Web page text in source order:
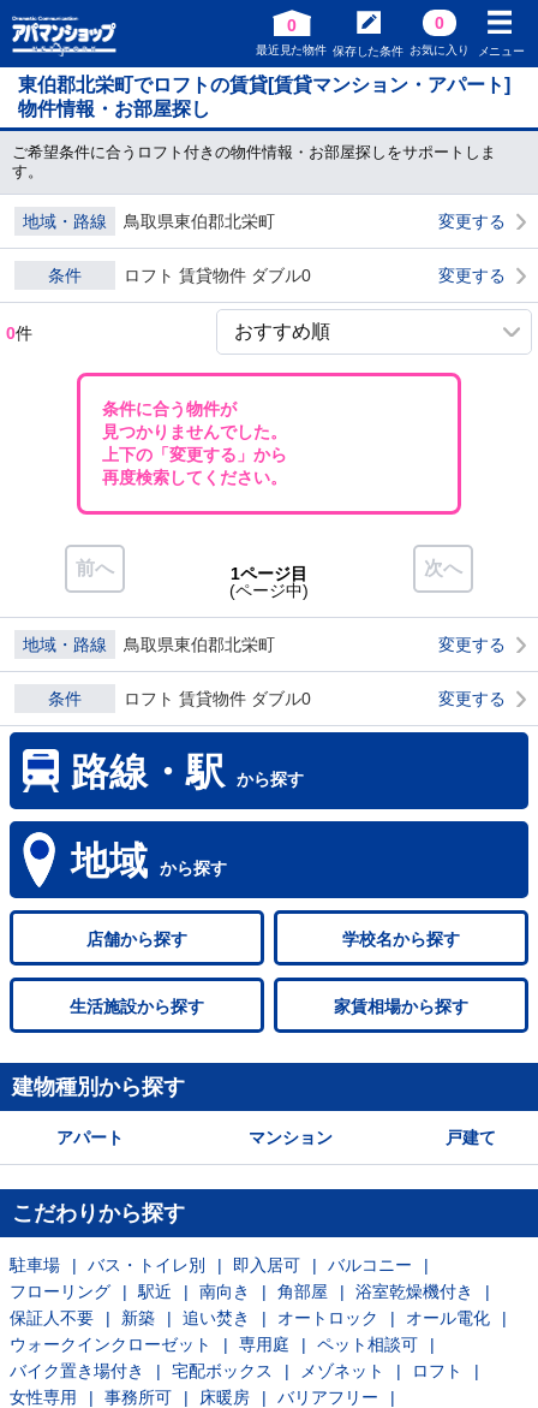
0
最近見た物件 保存した条件
0
お気に入り メニュー
東伯郡北栄町でロフトの賃貸[賃貸マンション・アパート]
物件情報・お部屋探し
ご希望条件に合うロフト付きの物件情報・お部屋探しをサポートしま
す。
地域・路線 鳥取県東伯郡北栄町 変更する
条件 ロフト 賃貸物件 ダブル0 変更する
0件
条件に合う物件が
見つかりませんでした。
上下の「変更する」から
再度検索してください。
前へ 次へ
1ページ目
(ページ中)
地域・路線 鳥取県東伯郡北栄町 変更する
条件 ロフト 賃貸物件 ダブル0 変更する
路線・駅 から探す
地域 から探す
店舗から探す 学校名から探す
生活施設から探す 家賃相場から探す
建物種別から探す
アパート マンション 戸建て
こだわりから探す
駐車場 バス・トイレ別 即入居可
バルコニー
フローリング
駅近 南向き 角部屋
浴室乾燥機付き
保証人不要
新築 追い焚き オートロック
オール電化
ウォークインクローゼット
専用庭
ペット相談可
バイク置き場付き
宅配ボックス メゾネット
ロフト
女性専用
事務所可 床暖房
バリアフリー